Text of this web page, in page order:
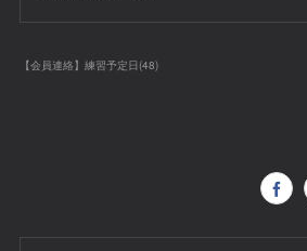
【会員連絡】練習予定日(48)